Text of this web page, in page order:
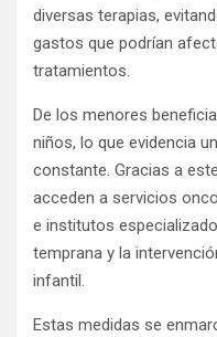
diversas terapias,
gastos que podrían
tratamientos.
De los menores
niños, lo que evidencia
constante. Gracias a
acceden a servicios
e institutos
temprana y la
infantil.
Estas medidas se